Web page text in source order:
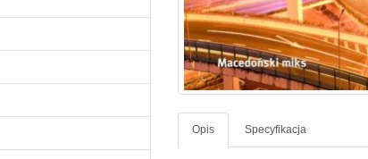
Opis Specyfikacja